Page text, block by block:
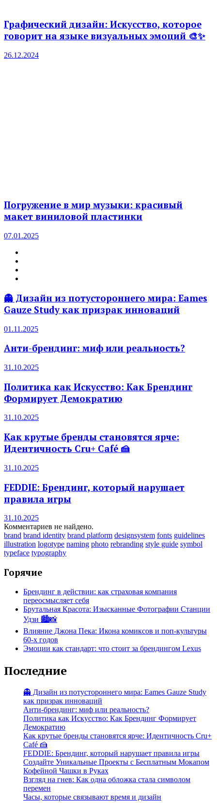
Графический дизайн: Искусство, которое
говорит на языке визуальных эмоций 🎨✨
26.12.2024
Погружение в мир музыки: красивый
макет виниловой пластинки
07.01.2025
👻 Дизайн из потустороннего мира: Eames
Gauze Study как призрак инноваций
01.11.2025
Анти-брендинг: миф или реальность?
31.10.2025
Политика как Искусство: Как Брендинг
Формирует Демократию
31.10.2025
Как крутые бренды становятся ярче:
Идентичность Cru+ Café 🍰
31.10.2025
FEDDIE: Брендинг, который нарушает
правила игры
31.10.2025
Комментариев не найдено.
brand brand identity brand platform designsystem fonts guidelines
illustration logotype naming photo rebranding style guide symbol
typeface typography
Горячие
Брендинг в действии: как страховая компания
переосмысляет себя
Брутальная Красота: Изысканные Фотографии Станции
Удзи 🏙️📸
Влияние Джона Пека: Икона комиксов и поп-культуры
60-х годов
Эмоции как стандарт: что стоит за брендингом Lexus
Последние
👻 Дизайн из потустороннего мира: Eames Gauze Study
как призрак инноваций
Анти-брендинг: миф или реальность?
Политика как Искусство: Как Брендинг Формирует
Демократию
Как крутые бренды становятся ярче: Идентичность Cru+
Café 🍰
FEDDIE: Брендинг, который нарушает правила игры
Создайте Уникальные Проекты с Бесплатным Мокапом
Кофейной Чашки в Руках
Взгляд на гнев: Как одна обложка стала символом
перемен
Часы, которые связывают время и дизайн